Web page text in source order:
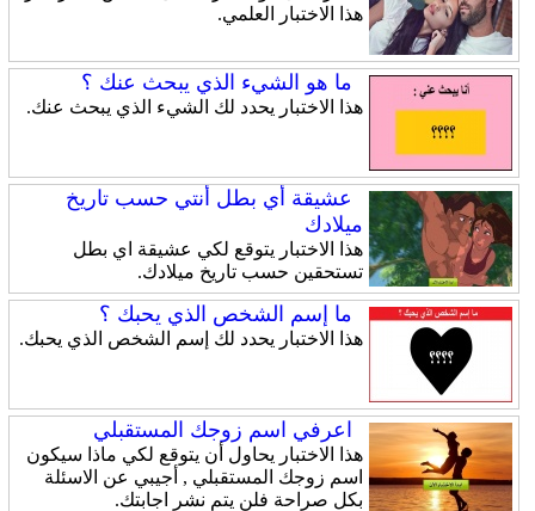
هذا الاختبار العلمي.
ما هو الشيء الذي يبحث عنك ؟
هذا الاختبار يحدد لك الشيء الذي يبحث عنك.
عشيقة أي بطل أنتي حسب تاريخ
ميلادك
هذا الاختبار يتوقع لكي عشيقة اي بطل
تستحقين حسب تاريخ ميلادك.
ما إسم الشخص الذي يحبك ؟
هذا الاختبار يحدد لك إسم الشخص الذي يحبك.
اعرفي اسم زوجك المستقبلي
هذا الاختبار يحاول أن يتوقع لكي ماذا سيكون
اسم زوجك المستقبلي , أجيبي عن الاسئلة
بكل صراحة فلن يتم نشر اجابتك.